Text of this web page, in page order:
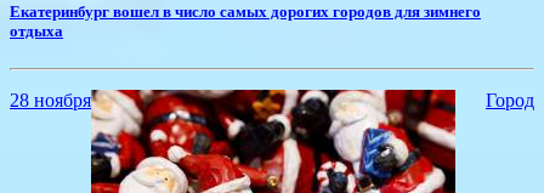
Екатеринбург вошел в число самых дорогих городов для зимнего
отдыха
28 ноября Город